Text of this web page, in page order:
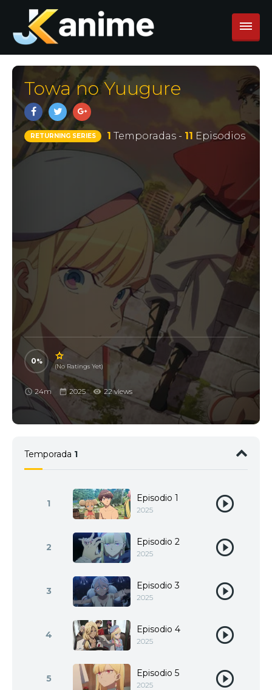
Towa no Yuugure
RETURNING SERIES 1 Temporadas - 11 Episodios
0
(No Ratings Yet)
24m 2025 22 views
Temporada 1
1 Episodio 1
2025
2 Episodio 2
2025
3 Episodio 3
2025
4 Episodio 4
2025
5 Episodio 5
2025